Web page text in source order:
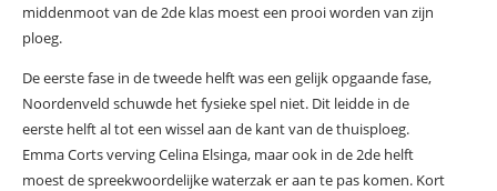
middenmoot van de 2de klas moest een prooi worden van zijn
ploeg.
De eerste fase in de tweede helft was een gelijk opgaande fase,
Noordenveld schuwde het fysieke spel niet. Dit leidde in de
eerste helft al tot een wissel aan de kant van de thuisploeg.
Emma Corts verving Celina Elsinga, maar ook in de 2de helft
moest de spreekwoordelijke waterzak er aan te pas komen. Kort